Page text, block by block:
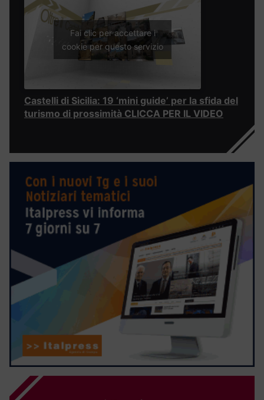
Fai clic per accettare i
cookie per questo servizio
Castelli di Sicilia: 19 ‘mini guide’ per la sfida del
turismo di prossimità CLICCA PER IL VIDEO